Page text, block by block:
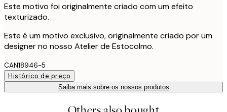
Este motivo foi originalmente criado com um efeito
texturizado.
Este é um motivo exclusivo, originalmente criado por um
designer no nosso Atelier de Estocolmo.
CAN18946-5
Histórico de preço
Saiba mais sobre os nossos produtos